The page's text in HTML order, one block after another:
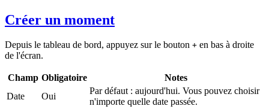
Créer un moment
Depuis le tableau de bord, appuyez sur le bouton + en bas à droite
de l'écran.
Champ Obligatoire
Notes
Date
Oui
Par défaut : aujourd'hui. Vous pouvez choisir
n'importe quelle date passée.